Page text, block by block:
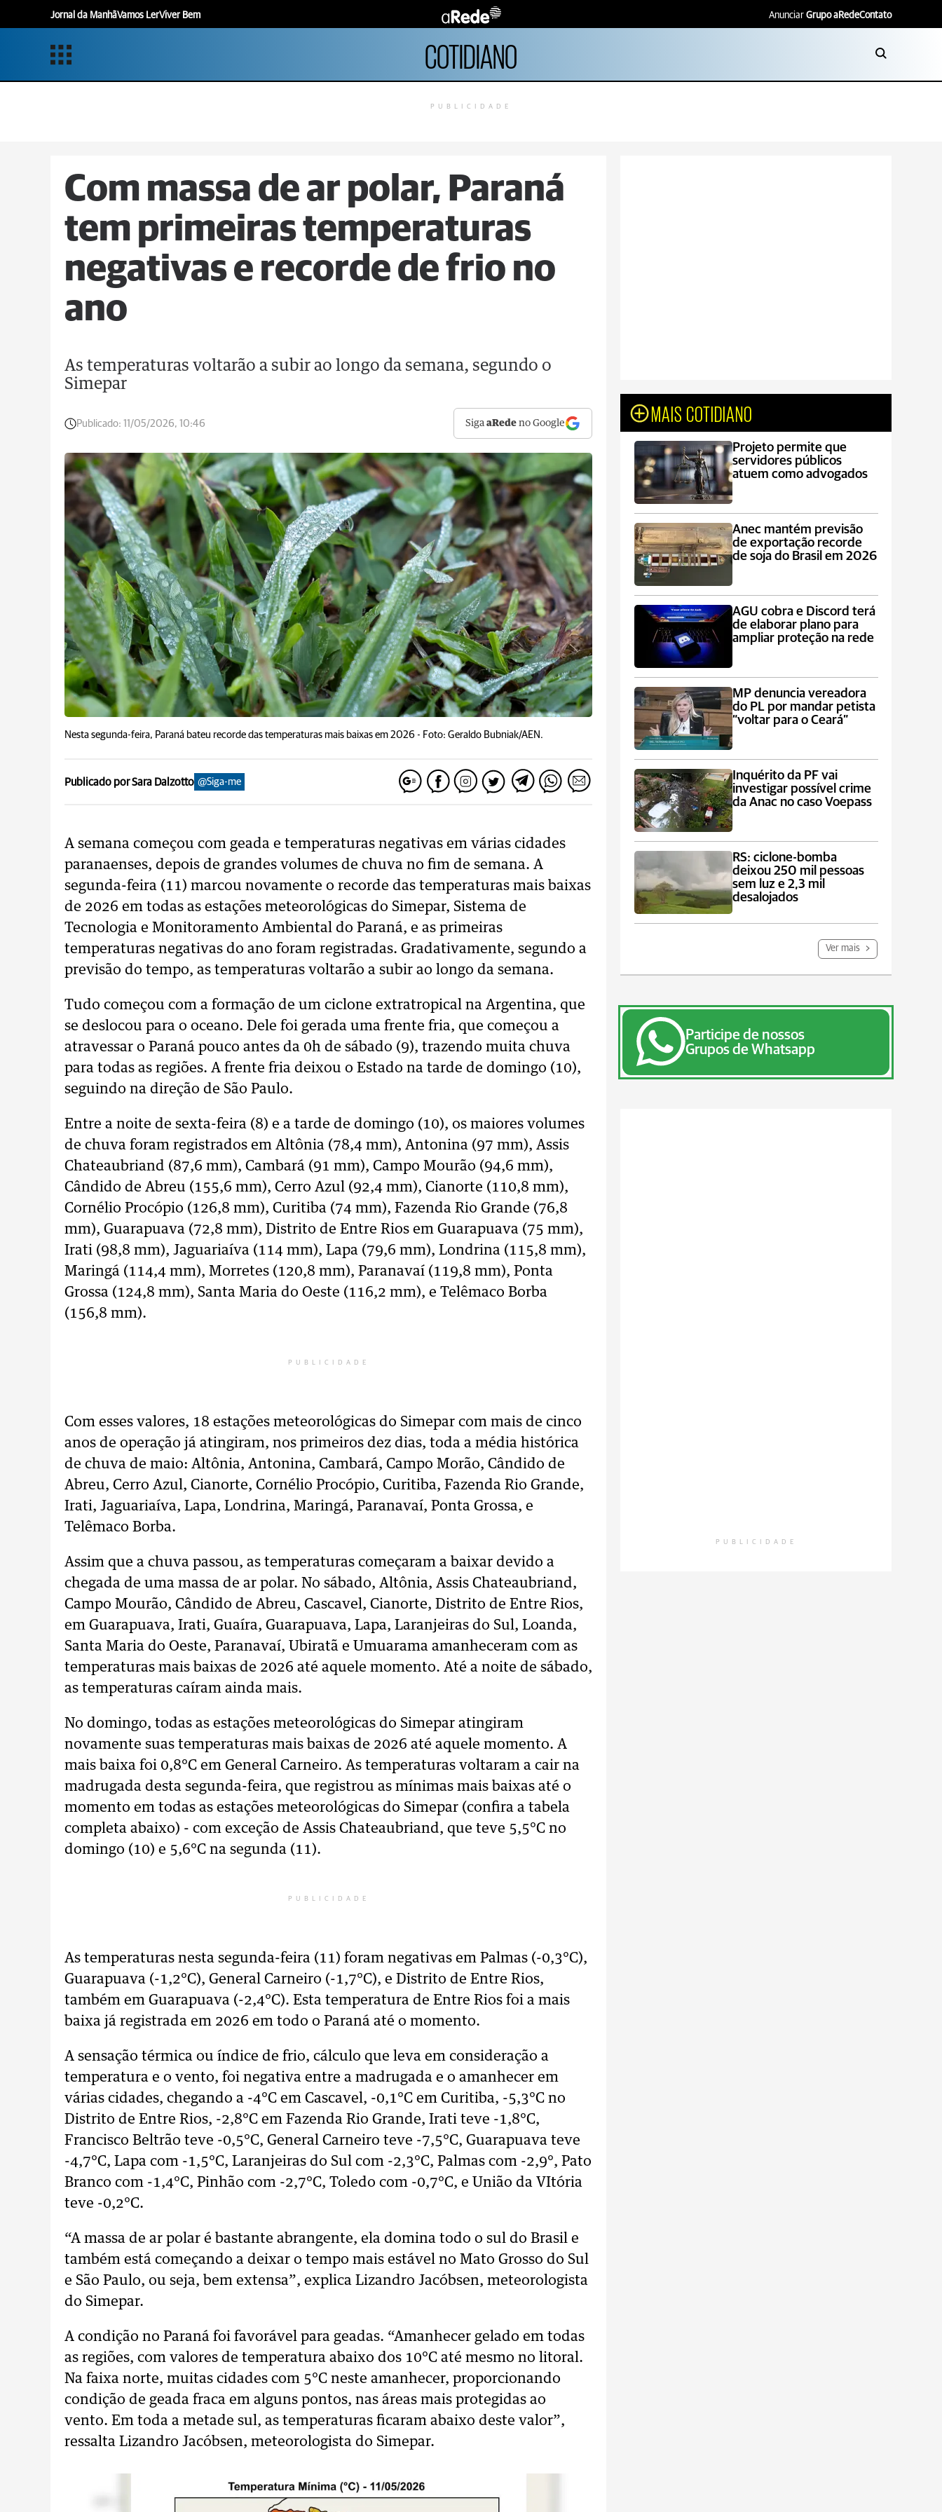
Jornal da ManhãVamos LerViver Bem Anunciar Grupo aRedeContato
COTIDIANO
PUBLICIDADE
Com massa de ar polar, Paraná
tem primeiras temperaturas
negativas e recorde de frio no
ano
As temperaturas voltarão a subir ao longo da semana, segundo o
Simepar
Publicado: 11/05/2026, 10:46 SigaaRede no Google
Nesta segunda-feira, Paraná bateu recorde das temperaturas mais baixas em 2026 - Foto: Geraldo Bubniak/AEN.
Publicado por Sara Dalzotto @Siga-me
A semana começou com geada e temperaturas negativas em várias cidades
paranaenses, depois de grandes volumes de chuva no fim de semana. A
segunda-feira (11) marcou novamente o recorde das temperaturas mais baixas
de 2026 em todas as estações meteorológicas do Simepar, Sistema de
Tecnologia e Monitoramento Ambiental do Paraná, e as primeiras
temperaturas negativas do ano foram registradas. Gradativamente, segundo a
previsão do tempo, as temperaturas voltarão a subir ao longo da semana.
Tudo começou com a formação de um ciclone extratropical na Argentina, que
se deslocou para o oceano. Dele foi gerada uma frente fria, que começou a
atravessar o Paraná pouco antes da 0h de sábado (9), trazendo muita chuva
para todas as regiões. A frente fria deixou o Estado na tarde de domingo (10),
seguindo na direção de São Paulo.
Entre a noite de sexta-feira (8) e a tarde de domingo (10), os maiores volumes
de chuva foram registrados em Altônia (78,4 mm), Antonina (97 mm), Assis
Chateaubriand (87,6 mm), Cambará (91 mm), Campo Mourão (94,6 mm),
Cândido de Abreu (155,6 mm), Cerro Azul (92,4 mm), Cianorte (110,8 mm),
Cornélio Procópio (126,8 mm), Curitiba (74 mm), Fazenda Rio Grande (76,8
mm), Guarapuava (72,8 mm), Distrito de Entre Rios em Guarapuava (75 mm),
Irati (98,8 mm), Jaguariaíva (114 mm), Lapa (79,6 mm), Londrina (115,8 mm),
Maringá (114,4 mm), Morretes (120,8 mm), Paranavaí (119,8 mm), Ponta
Grossa (124,8 mm), Santa Maria do Oeste (116,2 mm), e Telêmaco Borba
(156,8 mm).
PUBLICIDADE
Com esses valores, 18 estações meteorológicas do Simepar com mais de cinco
anos de operação já atingiram, nos primeiros dez dias, toda a média histórica
de chuva de maio: Altônia, Antonina, Cambará, Campo Morão, Cândido de
Abreu, Cerro Azul, Cianorte, Cornélio Procópio, Curitiba, Fazenda Rio Grande,
Irati, Jaguariaíva, Lapa, Londrina, Maringá, Paranavaí, Ponta Grossa, e
Telêmaco Borba.
Assim que a chuva passou, as temperaturas começaram a baixar devido a
chegada de uma massa de ar polar. No sábado, Altônia, Assis Chateaubriand,
Campo Mourão, Cândido de Abreu, Cascavel, Cianorte, Distrito de Entre Rios,
em Guarapuava, Irati, Guaíra, Guarapuava, Lapa, Laranjeiras do Sul, Loanda,
Santa Maria do Oeste, Paranavaí, Ubiratã e Umuarama amanheceram com as
temperaturas mais baixas de 2026 até aquele momento. Até a noite de sábado,
as temperaturas caíram ainda mais.
No domingo, todas as estações meteorológicas do Simepar atingiram
novamente suas temperaturas mais baixas de 2026 até aquele momento. A
mais baixa foi 0,8°C em General Carneiro. As temperaturas voltaram a cair na
madrugada desta segunda-feira, que registrou as mínimas mais baixas até o
momento em todas as estações meteorológicas do Simepar (confira a tabela
completa abaixo) - com exceção de Assis Chateaubriand, que teve 5,5°C no
domingo (10) e 5,6°C na segunda (11).
PUBLICIDADE
As temperaturas nesta segunda-feira (11) foram negativas em Palmas (-0,3°C),
Guarapuava (-1,2°C), General Carneiro (-1,7°C), e Distrito de Entre Rios,
também em Guarapuava (-2,4°C). Esta temperatura de Entre Rios foi a mais
baixa já registrada em 2026 em todo o Paraná até o momento.
A sensação térmica ou índice de frio, cálculo que leva em consideração a
temperatura e o vento, foi negativa entre a madrugada e o amanhecer em
várias cidades, chegando a -4°C em Cascavel, -0,1°C em Curitiba, -5,3°C no
Distrito de Entre Rios, -2,8°C em Fazenda Rio Grande, Irati teve -1,8°C,
Francisco Beltrão teve -0,5°C, General Carneiro teve -7,5°C, Guarapuava teve
-4,7°C, Lapa com -1,5°C, Laranjeiras do Sul com -2,3°C, Palmas com -2,9°, Pato
Branco com -1,4°C, Pinhão com -2,7°C, Toledo com -0,7°C, e União da VItória
teve -0,2°C.
“A massa de ar polar é bastante abrangente, ela domina todo o sul do Brasil e
também está começando a deixar o tempo mais estável no Mato Grosso do Sul
e São Paulo, ou seja, bem extensa”, explica Lizandro Jacóbsen, meteorologista
do Simepar.
A condição no Paraná foi favorável para geadas. “Amanhecer gelado em todas
as regiões, com valores de temperatura abaixo dos 10°C até mesmo no litoral.
Na faixa norte, muitas cidades com 5°C neste amanhecer, proporcionando
condição de geada fraca em alguns pontos, nas áreas mais protegidas ao
vento. Em toda a metade sul, as temperaturas ficaram abaixo deste valor”,
ressalta Lizandro Jacóbsen, meteorologista do Simepar.
MAIS COTIDIANO
Projeto permite que
servidores públicos
atuem como advogados
Anec mantém previsão
de exportação recorde
de soja do Brasil em 2026
AGU cobra e Discord terá
de elaborar plano para
ampliar proteção na rede
MP denuncia vereadora
do PL por mandar petista
“voltar para o Ceará”
Inquérito da PF vai
investigar possível crime
da Anac no caso Voepass
RS: ciclone-bomba
deixou 250 mil pessoas
sem luz e 2,3 mil
desalojados
Ver mais
Participe de nossos
Grupos de Whatsapp
PUBLICIDADE